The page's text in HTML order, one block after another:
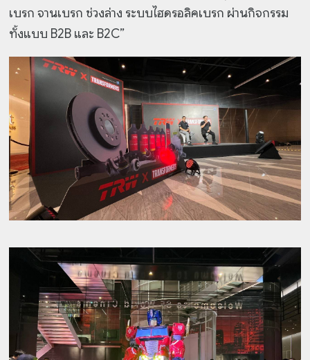
เบรก จานเบรก ช่วงล่าง ระบบไฮดรอลิคเบรก ผ่านกิจกรรม
ทั้งแบบ B2B และ B2C”